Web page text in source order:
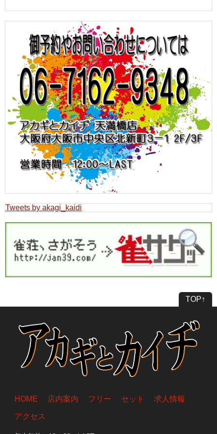
Tweets by akagi_kaidi
TOP↑
HOME 店内案内 フリー セット 求人情報
アクセス